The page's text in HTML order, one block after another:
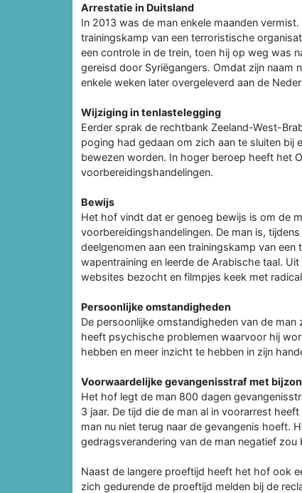
Arrestatie in Duitsland
In 2013 was de man enkele maanden
trainingskamp van een terroristische
een controle in de trein, toen hij op weg was
gereisd door Syriëgangers. Omdat zijn naam
enkele weken later overgeleverd aan de
Wijziging in tenlastelegging
Eerder sprak de rechtbank Zeeland-West-
poging had gedaan om zich aan te sluiten bij
bewezen worden. In hoger beroep heeft het
voorbereidingshandelingen.
Bewijs
Het hof vindt dat er genoeg bewijs is om de
voorbereidingshandelingen. De man is,
deelgenomen aan een trainingskamp van
wapentraining en leerde de Arabische taal.
websites bezocht en filmpjes keek met
Persoonlijke omstandigheden
De persoonlijke omstandigheden van de
heeft psychische problemen waarvoor hij
hebben en meer inzicht te hebben in zijn
Voorwaardelijke gevangenisstraf met
Het hof legt de man 800 dagen
3 jaar. De tijd die de man al in voorarrest
man nu niet terug naar de gevangenis hoeft.
gedragsverandering van de man negatief zou
Naast de langere proeftijd heeft het hof ook
zich gedurende de proeftijd melden bij de